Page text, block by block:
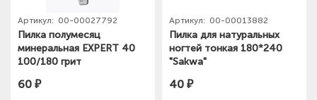
Артикул: 00-00027792
Пилка полумесяц
минеральная EXPERT 40
100/180 грит
60 ₽
Артикул: 00-00013882
Пилка для натуральных
ногтей тонкая 180*240
"Sakwa"
40 ₽